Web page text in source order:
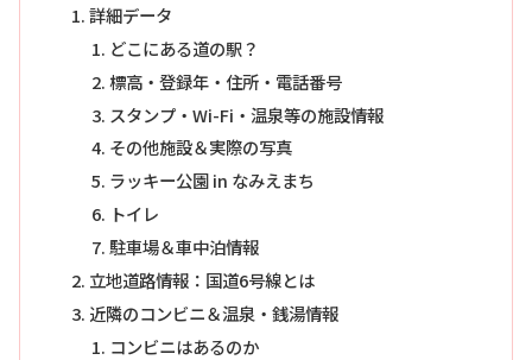
詳細データ
どこにある道の駅？
標高・登録年・住所・電話番号
スタンプ・Wi-Fi・温泉等の施設情報
その他施設＆実際の写真
ラッキー公園 in なみえまち
トイレ
駐車場＆車中泊情報
立地道路情報：国道6号線とは
近隣のコンビニ＆温泉・銭湯情報
コンビニはあるのか